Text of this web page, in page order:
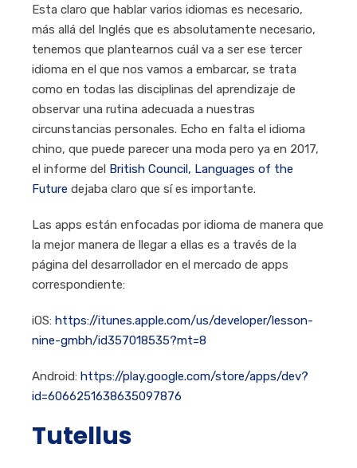
Esta claro que hablar varios idiomas es necesario,
más allá del Inglés que es absolutamente necesario,
tenemos que plantearnos cuál va a ser ese tercer
idioma en el que nos vamos a embarcar, se trata
como en todas las disciplinas del aprendizaje de
observar una rutina adecuada a nuestras
circunstancias personales. Echo en falta el idioma
chino, que puede parecer una moda pero ya en 2017,
el informe del British Council, Languages of the
Future dejaba claro que sí es importante.
Las apps están enfocadas por idioma de manera que
la mejor manera de llegar a ellas es a través de la
página del desarrollador en el mercado de apps
correspondiente:
iOS: https://itunes.apple.com/us/developer/lesson-
nine-gmbh/id357018535?mt=8
Android: https://play.google.com/store/apps/dev?
id=6066251638635097876
Tutellus